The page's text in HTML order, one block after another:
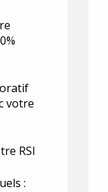
votre
RSI
: